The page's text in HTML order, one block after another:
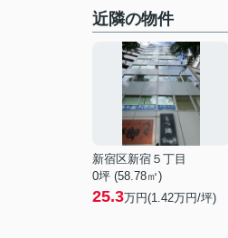
近隣の物件
新宿区新宿５丁目
0坪 (58.78㎡)
25.3万円(1.42万円/坪)